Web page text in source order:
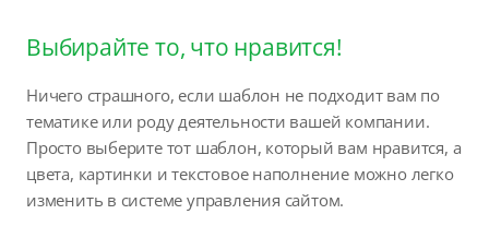
Выбирайте то, что нравится!
Ничего страшного, если шаблон не подходит вам по
тематике или роду деятельности вашей компании.
Просто выберите тот шаблон, который вам нравится, а
цвета, картинки и текстовое наполнение можно легко
изменить в системе управления сайтом.